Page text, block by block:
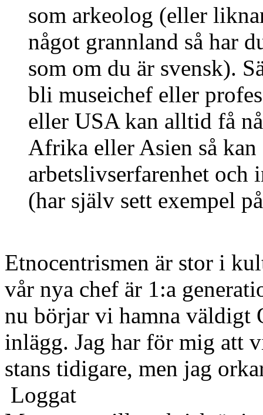
som arkeolog (eller
något grannland så har
som om du är svensk).
bli museichef eller
eller USA kan alltid få
Afrika eller Asien så kan
arbetslivserfarenhet och
(har själv sett exempel
Etnocentrismen är stor i
vår nya chef är 1:a
nu börjar vi hamna väldigt
inlägg. Jag har för mig att
stans tidigare, men jag
Loggat